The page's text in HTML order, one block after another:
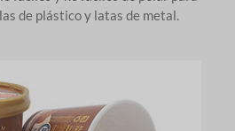
de plástico y latas de metal.